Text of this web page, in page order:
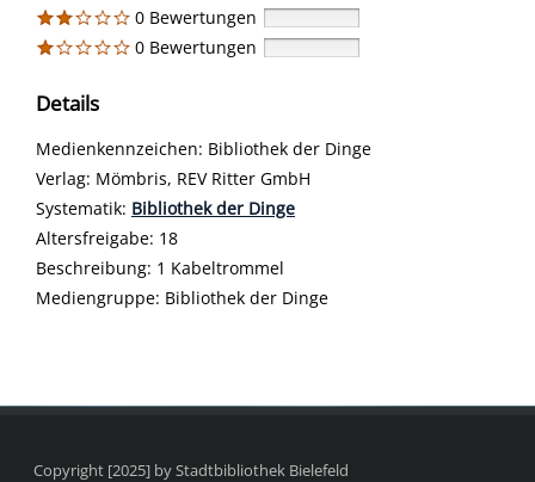
0 Bewertungen
0 Bewertungen
Details
Suche nach diesem Verfasser
Medienkennzeichen: Bibliothek der Dinge
Verlag: Mömbris, REV Ritter GmbH
opens in new tab
Diesen Link in neuem Tab öffnen
Systematik: Suche nach dieser Systematik
Bibliothek der Dinge
Suche nach diesem Interessenskreis
Altersfreigabe: 18
Beschreibung: 1 Kabeltrommel
Suche nach dieser Beteiligten Person
Mediengruppe: Bibliothek der Dinge
Copyright [2025] by Stadtbibliothek Bielefeld